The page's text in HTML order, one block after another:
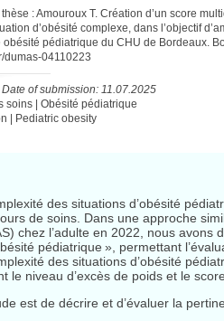
: Amouroux T. Création d’un score
d’obésité complexe, dans l’objectif
pédiatrique du CHU de Bordeaux.
dumas-04110223
Date of submission: 11.07.2025
soins | Obésité pédiatrique
| Pediatric obesity
des situations d’obésité
de soins. Dans une approche
chez l’adulte en 2022, nous avons
pédiatrique », permettant
des situations d’obésité
le niveau d’excès de poids et le
est de décrire et d’évaluer la